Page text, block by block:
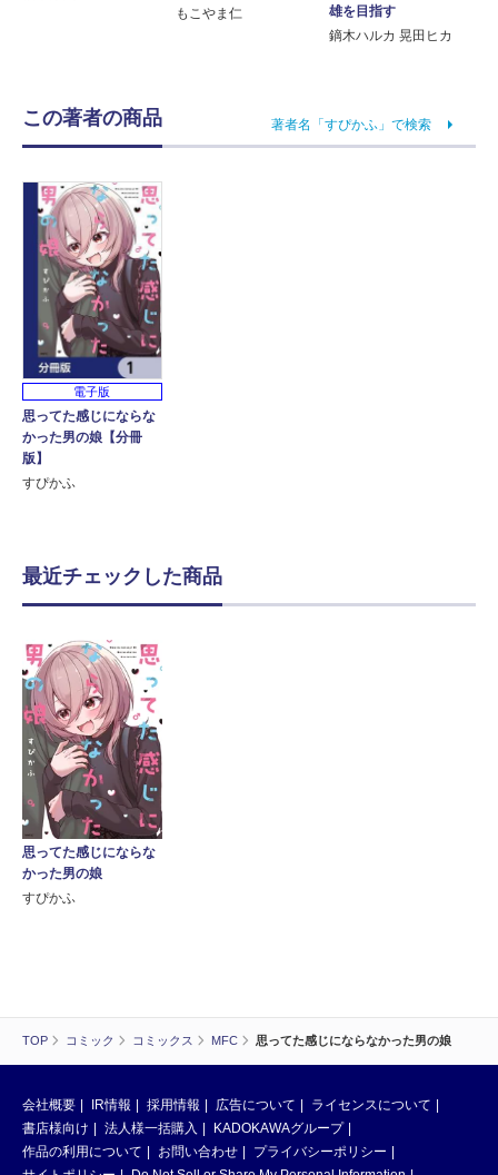
TOP コミック コミックス MFC 思ってた感じにならなかった男の娘
もこやま仁
雄を目指す
鏑木ハルカ 晃田ヒカ
この著者の商品 著者名「すぴかふ」で検索
電子版
思ってた感じにならな
かった男の娘【分冊
版】
すぴかふ
最近チェックした商品
思ってた感じにならな
かった男の娘
すぴかふ
会社概要 IR情報 採用情報 広告について
ライセンスについて
書店様向け
法人様一括購入
KADOKAWAグループ
作品の利用について
お問い合わせ
プライバシーポリシー